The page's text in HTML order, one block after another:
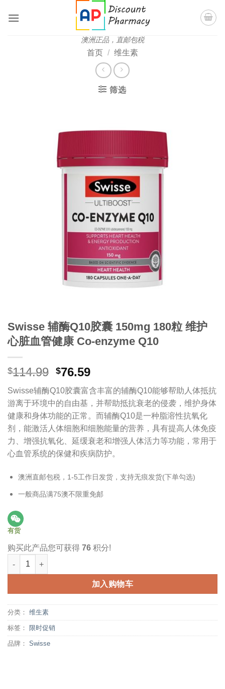
澳洲正品，直邮包税
首页 / 维生素
筛选
Swisse 辅酶Q10胶囊 150mg 180粒 维护
心脏血管健康 Co-enzyme Q10
$114.99 原
价
为：
$114.99。
$76.59当
前
价
格
为：
$76.59。
Swisse辅酶Q10胶囊富含丰富的辅酶Q10能够帮助人体抵抗
游离于环境中的自由基，并帮助抵抗衰老的侵袭，维护身体
健康和身体功能的正常。而辅酶Q10是一种脂溶性抗氧化
剂，能激活人体细胞和细胞能量的营养，具有提高人体免疫
力、增强抗氧化、延缓衰老和增强人体活力等功能，常用于
心血管系统的保健和疾病防护。
澳洲直邮包税，1-5工作日发货，支持无痕发货(下单勾选)
一般商品满75澳不限重免邮
有货
购买此产品您可获得 76 积分!
Swisse 辅酶Q10胶囊 150mg 180粒 维护心脏血管健康 Co-enzyme
加入购物车
分类： 维生素
标签： 限时促销
品牌： Swisse